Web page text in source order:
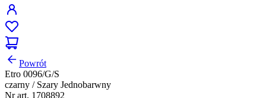
Powrót
Etro 0096/G/S
czarny / Szary Jednobarwny
Nr art. 1708892